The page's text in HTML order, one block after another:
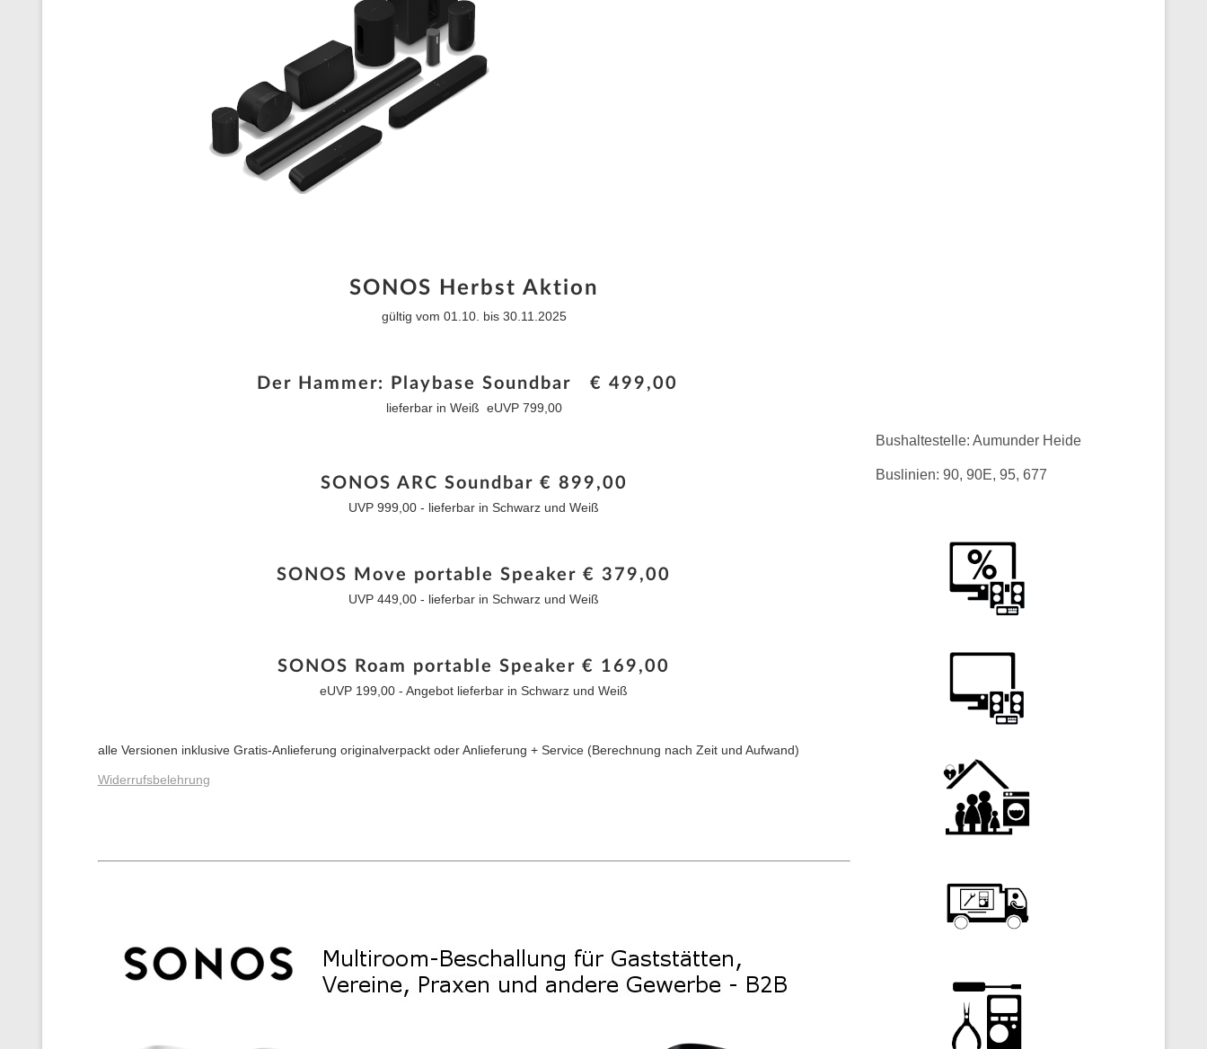
SONOS Herbst Aktion
gültig vom 01.10. bis 30.11.2025
Der Hammer: Playbase Soundbar € 499,00
lieferbar in Weiß eUVP 799,00
SONOS ARC Soundbar € 899,00
UVP 999,00 - lieferbar in Schwarz und Weiß
SONOS Move portable Speaker € 379,00
UVP 449,00 - lieferbar in Schwarz und Weiß
SONOS Roam portable Speaker € 169,00
eUVP 199,00 - Angebot lieferbar in Schwarz und Weiß
alle Versionen inklusive Gratis-Anlieferung originalverpackt oder Anlieferung + Service (Berechnung nach Zeit und Aufwand)
Widerrufsbelehrung
Bushaltestelle: Aumunder Heide
Buslinien: 90, 90E, 95, 677